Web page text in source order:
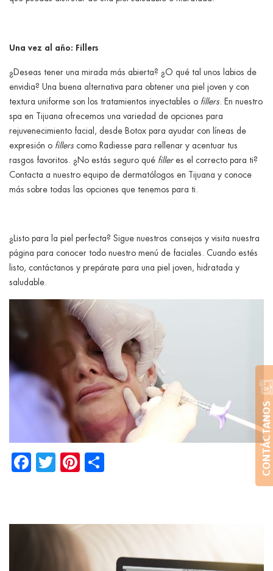
CONTÁCTANOS
Una vez al año: Fillers
¿Deseas tener una mirada más abierta? ¿O qué tal unos labios de
envidia? Una buena alternativa para obtener una piel joven y con
textura uniforme son los tratamientos inyectables o fillers . En nuestro
spa en Tijuana ofrecemos una variedad de opciones para
rejuvenecimiento facial, desde Botox para ayudar con líneas de
expresión o fillers como Radiesse para rellenar y acentuar tus
rasgos favoritos. ¿No estás seguro qué filleres el correcto para ti?
Contacta a nuestro equipo de dermatólogos en Tijuana y conoce
más sobre todas las opciones que tenemos para ti.
¿Listo para la piel perfecta? Sigue nuestros consejos y visita nuestra
página para conocer todo nuestro menú de faciales. Cuando estés
listo, contáctanos y prepárate para una piel joven, hidratada y
saludable.
Facebook
TwitterPinterest